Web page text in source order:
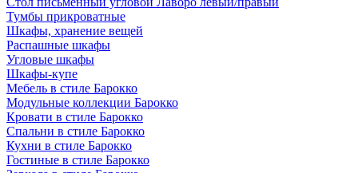
Тумбы прикроватные
Шкафы, хранение вещей
Распашные шкафы
Угловые шкафы
Шкафы-купе
Мебель в стиле Барокко
Модульные коллекции Барокко
Кровати в стиле Барокко
Спальни в стиле Барокко
Кухни в стиле Барокко
Гостиные в стиле Барокко